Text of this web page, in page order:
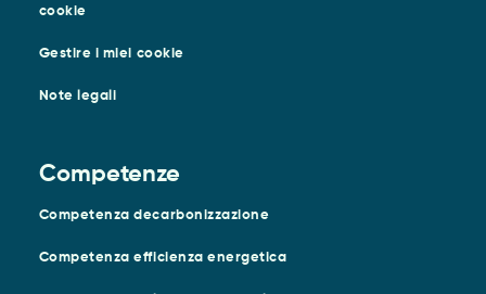
cookie
Gestire i miei cookie
Note legali
Competenze
Competenza decarbonizzazione
Competenza efficienza energetica